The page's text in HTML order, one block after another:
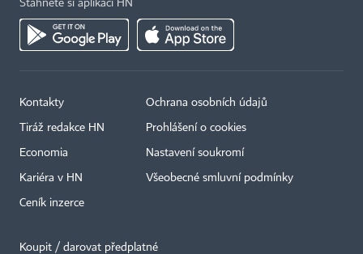
Stáhněte si aplikaci HN
Kontakty
Tiráž redakce HN
Economia
Kariéra v HN
Ceník inzerce
Ochrana osobních údajů
Prohlášení o cookies
Nastavení soukromí
Všeobecné smluvní podmínky
Koupit / darovat předplatné